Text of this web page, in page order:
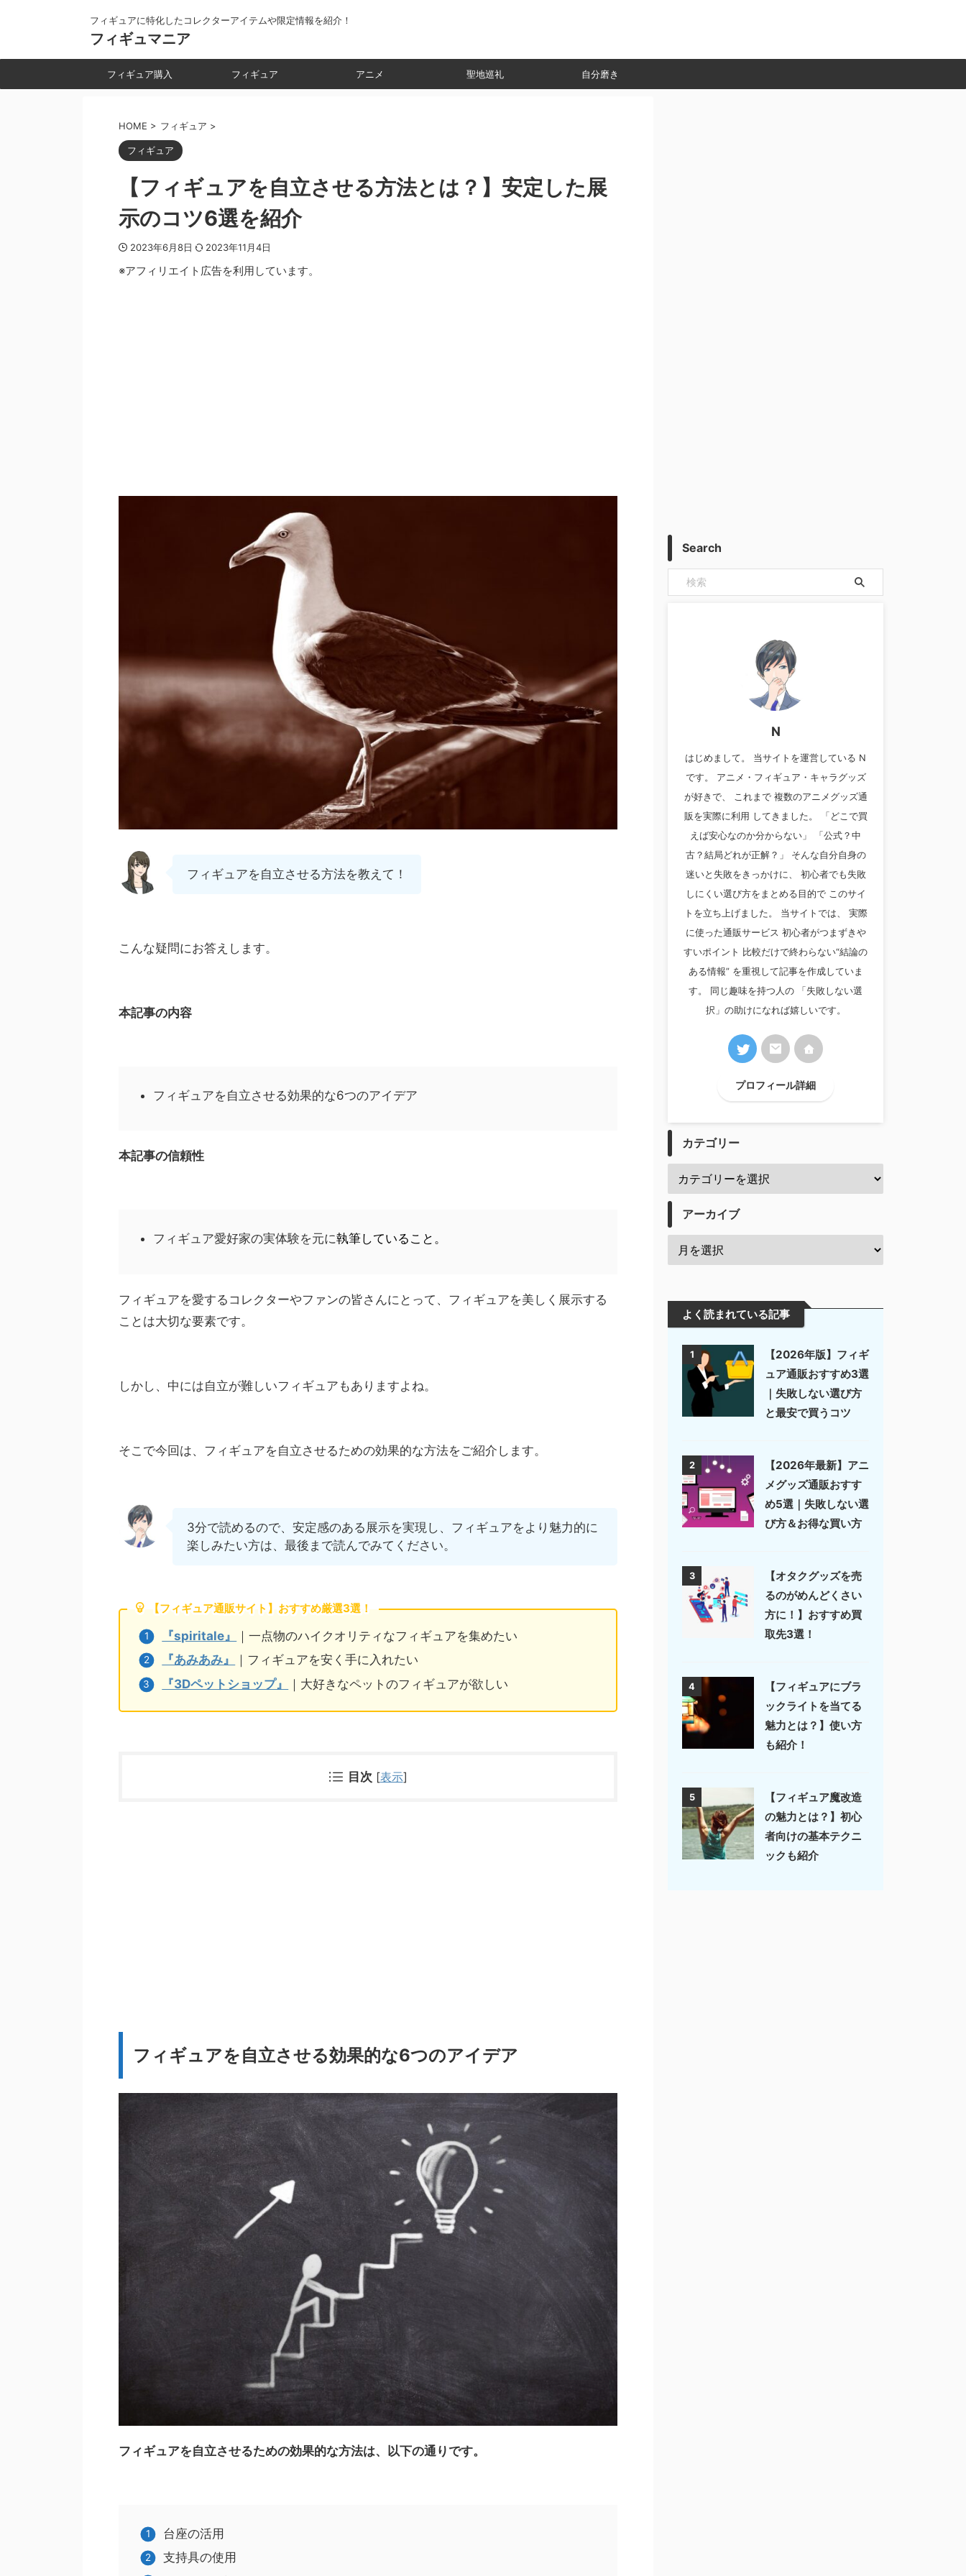
フィギュアに特化したコレクターアイテムや限定情報を紹介！
フィギュマニア
フィギュア購入 フィギュア アニメ 聖地巡礼 自分磨き
HOME > フィギュア >
フィギュア
【フィギュアを自立させる方法とは？】安定した展
示のコツ6選を紹介
2023年6月8日 2023年11月4日
※アフィリエイト広告を利用しています。
フィギュアを自立させる方法を教えて！
こんな疑問にお答えします。
本記事の内容
フィギュアを自立させる効果的な6つのアイデア
本記事の信頼性
フィギュア愛好家の実体験を元に執筆していること。
フィギュアを愛するコレクターやファンの皆さんにとって、フィギュアを美しく展示する
ことは大切な要素です。
しかし、中には自立が難しいフィギュアもありますよね。
そこで今回は、フィギュアを自立させるための効果的な方法をご紹介します。
3分で読めるので、安定感のある展示を実現し、フィギュアをより魅力的に
楽しみたい方は、最後まで読んでみてください。
【フィギュア通販サイト】おすすめ厳選3選！
『spiritale』
｜一点物のハイクオリティなフィギュアを集めたい
『あみあみ』
｜フィギュアを安く手に入れたい
『3Dペットショップ』
｜大好きなペットのフィギュアが欲しい
目次 [表示]
フィギュアを自立させる効果的な6つのアイデア
フィギュアを自立させるための効果的な方法は、以下の通りです。
台座の活用
支持具の使用
Search
N
はじめまして。 当サイトを運営している N
です。 アニメ・フィギュア・キャラグッズ
が好きで、 これまで 複数のアニメグッズ通
販を実際に利用 してきました。 「どこで買
えば安心なのか分からない」 「公式？中
古？結局どれが正解？」 そんな自分自身の
迷いと失敗をきっかけに、 初心者でも失敗
しにくい選び方をまとめる目的で このサイ
トを立ち上げました。 当サイトでは、 実際
に使った通販サービス 初心者がつまずきや
すいポイント 比較だけで終わらない“結論の
ある情報” を重視して記事を作成していま
す。 同じ趣味を持つ人の 「失敗しない選
択」の助けになれば嬉しいです。
プロフィール詳細
カテゴリー
アーカイブ
よく読まれている記事
1
【2026年版】フィギ
ュア通販おすすめ3選
｜失敗しない選び方
と最安で買うコツ
2
【2026年最新】アニ
メグッズ通販おすす
め5選｜失敗しない選
び方＆お得な買い方
3
【オタクグッズを売
るのがめんどくさい
方に！】おすすめ買
取先3選！
4
【フィギュアにブラ
ックライトを当てる
魅力とは？】使い方
も紹介！
5
【フィギュア魔改造
の魅力とは？】初心
者向けの基本テクニ
ックも紹介